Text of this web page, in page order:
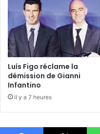
Luís Figo réclame la
démission de Gianni
Infantino
il y a 7 heures